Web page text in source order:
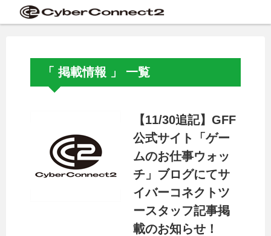
「 掲載情報 」 一覧
【11/30追記】GFF
公式サイト「ゲー
ムのお仕事ウォッ
チ」ブログにてサ
イバーコネクトツ
ースタッフ記事掲
載のお知らせ！